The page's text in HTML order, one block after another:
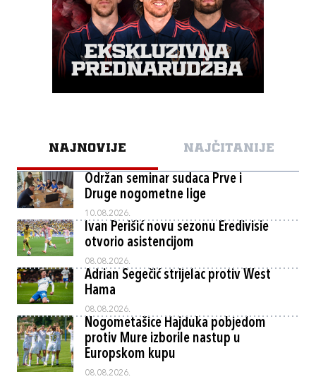
NAJNOVIJE NAJČITANIJE
Održan seminar sudaca Prve i
Druge nogometne lige
10.08.2026.
Ivan Perišić novu sezonu Eredivisie
otvorio asistencijom
08.08.2026.
Adrian Segečić strijelac protiv West
Hama
08.08.2026.
Nogometašice Hajduka pobjedom
protiv Mure izborile nastup u
Europskom kupu
08.08.2026.